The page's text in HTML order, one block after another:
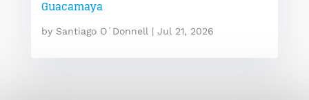
Guacamaya
by Santiago O´Donnell| Jul 21, 2026